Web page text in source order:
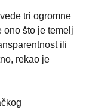
tri ogromne
ono što je temelj
ili
rekao je